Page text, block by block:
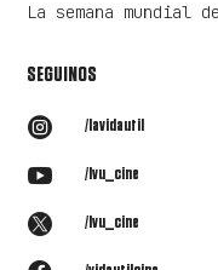
La semana
SEGUINOS
 /lavidautil
 /lvu_cine
 /lvu_cine